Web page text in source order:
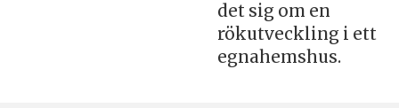
det sig om en
rökutveckling i ett
egnahemshus.